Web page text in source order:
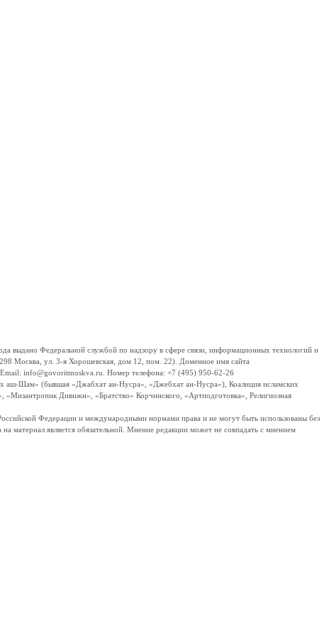
Федеральной службой по надзору в сфере связи, информационных технологий и
Москва, ул. 3-я Хорошевская, дом 12, пом. 22). Доменное имя сайта
Email: info@govoritmoskva.ru. Номер телефона: +7 (495) 950-62-26
аш-Шам» (бывшая «Джабхат ан-Нусра», «Джебхат ан-Нусра»), Коалиция исламских
Дивижн», «Братство» Корчинского, «Артподготовка», Религиозная
Федерации и международными нормами права и не могут быть использованы без
материал является обязательной. Мнение редакции может не совпадать с мнением